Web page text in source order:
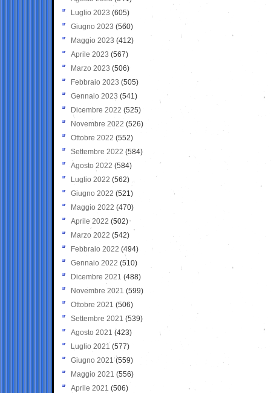
Luglio 2023 (605)
Giugno 2023 (560)
Maggio 2023 (412)
Aprile 2023 (567)
Marzo 2023 (506)
Febbraio 2023 (505)
Gennaio 2023 (541)
Dicembre 2022 (525)
Novembre 2022 (526)
Ottobre 2022 (552)
Settembre 2022 (584)
Agosto 2022 (584)
Luglio 2022 (562)
Giugno 2022 (521)
Maggio 2022 (470)
Aprile 2022 (502)
Marzo 2022 (542)
Febbraio 2022 (494)
Gennaio 2022 (510)
Dicembre 2021 (488)
Novembre 2021 (599)
Ottobre 2021 (506)
Settembre 2021 (539)
Agosto 2021 (423)
Luglio 2021 (577)
Giugno 2021(559)
Maggio 2021 (556)
Aprile 2021 (506)